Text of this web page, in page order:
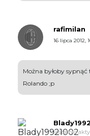
rafimilan
16 lipca 2012,
Można byłoby
Rolando ;p
(ostatnio